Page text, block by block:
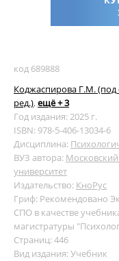
код 689888
Коджаспирова Г.М.
ред.), ещё + 3
Год издания: 2025 г.
ISBN: 978-5-406-13034-6
Дисциплина:
ВУЗ автора:
университет
Издательство: КноРус
Гриф: Рекомендовано
СПО в качестве
магистратуры
Страниц: 446
Вид издания: Учебник